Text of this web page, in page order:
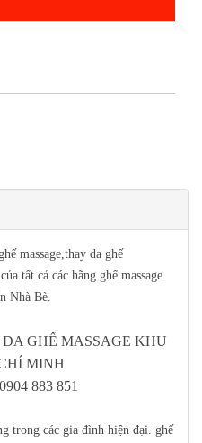
massage,thay da ghế
tất cả các hãng ghế massage
Nhà Bè.
GHẾ MASSAGE KHU
MINH
883 851
trong các gia đình hiện đại. ghế